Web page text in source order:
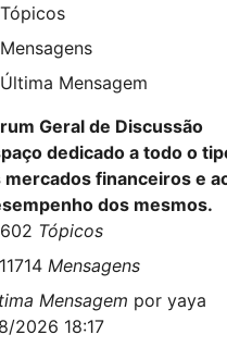
Tópicos
Mensagens
Última Mensagem
Geral de Discussão
dedicado a todo o
mercados financeiros e
dos mesmos.
Tópicos
Mensagens
Mensagem por yaya
2026 18:17